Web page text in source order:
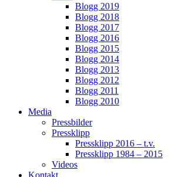
Blogg 2019
Blogg 2018
Blogg 2017
Blogg 2016
Blogg 2015
Blogg 2014
Blogg 2013
Blogg 2012
Blogg 2011
Blogg 2010
Media
Pressbilder
Pressklipp
Pressklipp 2016 – t.v.
Pressklipp 1984 – 2015
Videos
Kontakt